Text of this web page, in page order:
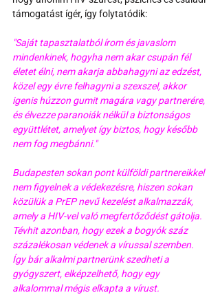
támogatást ígér, így folytatódik:
"Saját tapasztalatból írom és javaslom
mindenkinek, hogyha nem akar csupán fél
életet élni, nem akarja abbahagyni az edzést,
közel egy évre felhagyni a szexszel, akkor
igenis húzzon gumit magára vagy partnerére,
és élvezze paranoiák nélkül a biztonságos
együttlétet, amelyet így biztos, hogy később
nem fog megbánni."
Budapesten sokan pont külföldi partnereikkel
nem figyelnek a védekezésre, hiszen sokan
közülük a PrEP nevű kezelést alkalmazzák,
amely a HIV-vel való megfertőződést gátolja.
Tévhit azonban, hogy ezek a bogyók száz
százalékosan védenek a vírussal szemben.
Így bár alkalmi partnerünk szedheti a
gyógyszert, elképzelhető, hogy egy
alkalommal mégis elkapta a vírust.